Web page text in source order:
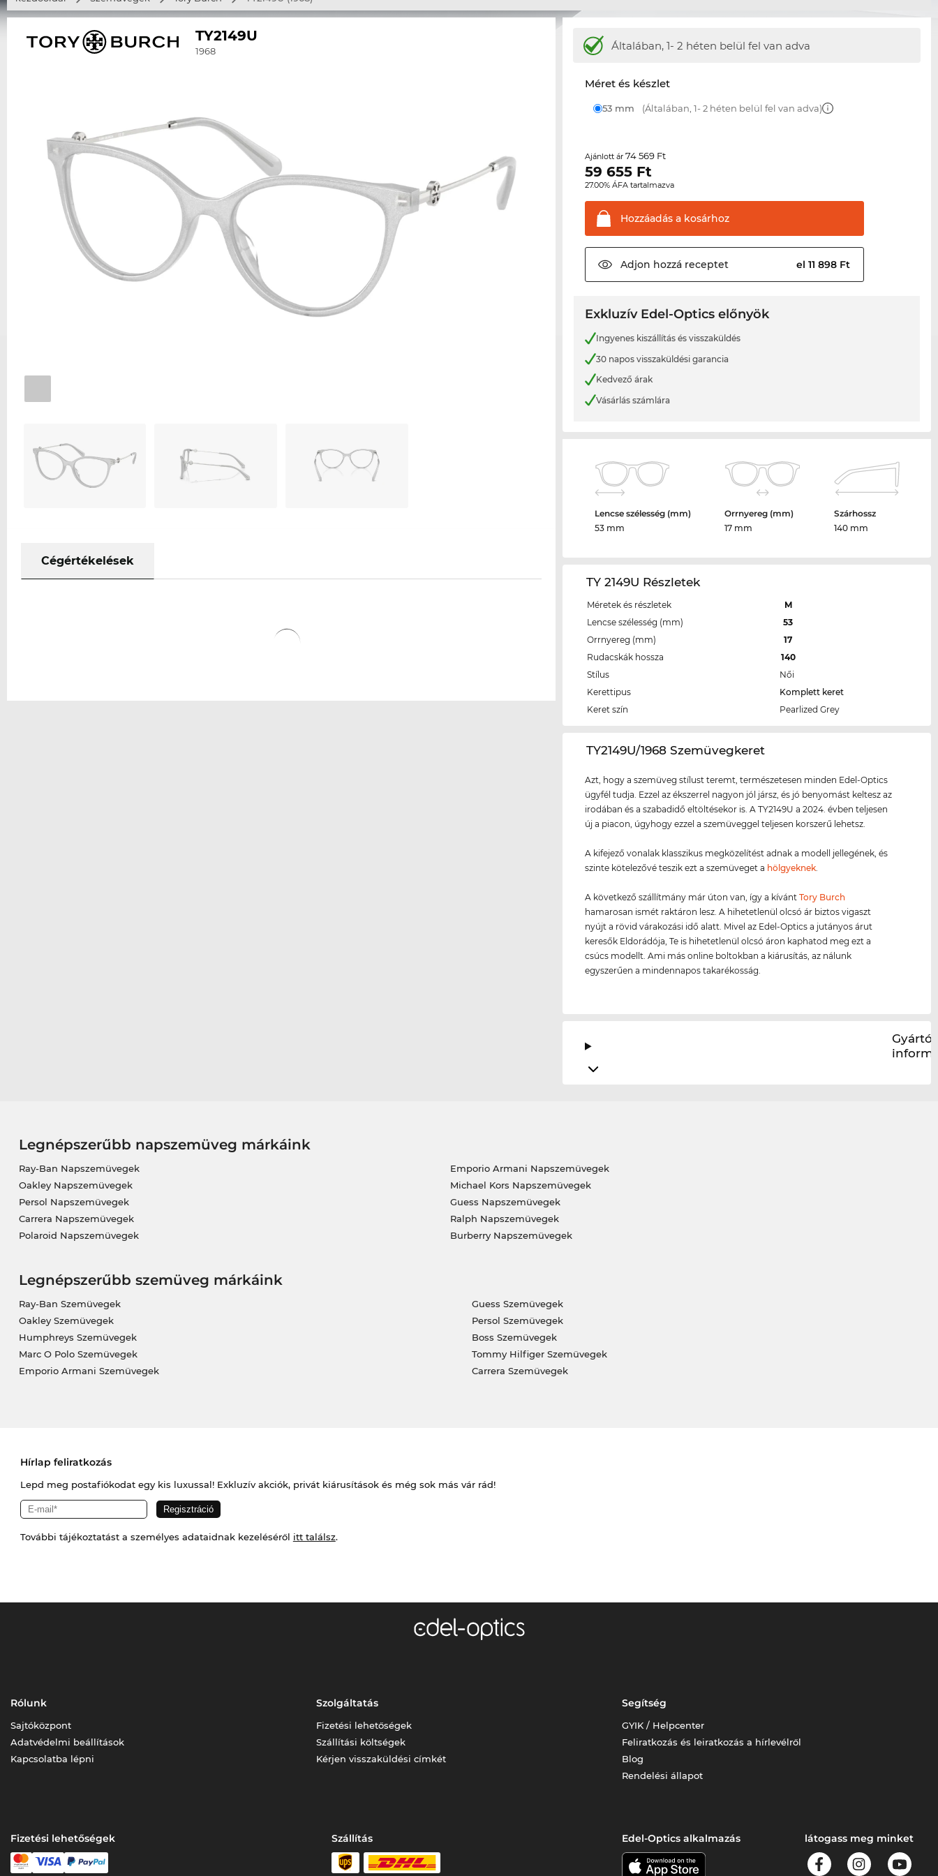
TY2149U
1968
Cégértékelések
Általában, 1- 2 héten belül fel van adva
Méret és készlet
53 mm (Általában, 1- 2 héten belül fel van adva)
Ajánlott ár74 569 Ft
59 655 Ft
27.00% ÁFA tartalmazva
Hozzáadás a kosárhoz
Adjon hozzá receptet el 11 898 Ft
Exkluzív Edel-Optics előnyök
Ingyenes kiszállítás és visszaküldés
30 napos visszaküldési garancia
Kedvező árak
Vásárlás számlára
Lencse szélesség (mm)
53 mm
Orrnyereg (mm)
17 mm
Szárhossz
140 mm
TY 2149U Részletek
Méretek és részletek
M
Lencse szélesség (mm)
53
Orrnyereg (mm)
17
Rudacskák hossza
140
Stílus
Női
Kerettipus
Komplett keret
Keret szín
Pearlized Grey
‌TY2149U/1968 Szemüvegkeret
Azt, hogy a szemüveg stílust teremt, természetesen minden Edel-Optics
ügyfél tudja. Ezzel az ékszerrel nagyon jól jársz, és jó benyomást keltesz az
irodában és a szabadidő eltöltésekor is. A TY2149U a 2024. évben teljesen
új a piacon, úgyhogy ezzel a szemüveggel teljesen korszerű lehetsz.
A kifejező vonalak klasszikus megközelítést adnak a modell jellegének, és
szinte kötelezővé teszik ezt a szemüveget a hölgyeknek.
A következő szállítmány már úton van, így a kívántTory Burch
hamarosan ismét raktáron lesz. A hihetetlenül olcsó ár biztos vigaszt
nyújt a rövid várakozási idő alatt. Mivel az Edel-Optics a jutányos árut
keresők Eldorádója, Te is hihetetlenül olcsó áron kaphatod meg ezt a
csúcs modellt. Ami más online boltokban a kiárusítás, az nálunk
egyszerűen a mindennapos takarékosság.
Gyártói
Legnépszerűbb napszemüveg márkáink
Ray-Ban Napszemüvegek
Oakley Napszemüvegek
Persol Napszemüvegek
Carrera Napszemüvegek
Polaroid Napszemüvegek
Emporio Armani Napszemüvegek
Michael Kors Napszemüvegek
Guess Napszemüvegek
Ralph Napszemüvegek
Burberry Napszemüvegek
Legnépszerűbb szemüveg márkáink
Ray-Ban Szemüvegek
Oakley Szemüvegek
Humphreys Szemüvegek
Marc O Polo Szemüvegek
Emporio Armani Szemüvegek
Guess Szemüvegek
Persol Szemüvegek
Boss Szemüvegek
Tommy Hilfiger Szemüvegek
Carrera Szemüvegek
Hírlap feliratkozás
Lepd meg postafiókodat egy kis luxussal! Exkluzív akciók, privát kiárusítások és még sok más vár rád!
További tájékoztatást a személyes adataidnak kezeléséről itt találsz.
Rólunk
Sajtóközpont
Adatvédelmi beállítások
Kapcsolatba lépni
Szolgáltatás
Fizetési lehetőségek
Szállítási költségek
Kérjen visszaküldési címkét
Segítség
GYIK / Helpcenter
Feliratkozás és leiratkozás a hírlevélről
Blog
Rendelési állapot
Fizetési lehetőségek Szállítás Edel-Optics alkalmazás látogass meg minket